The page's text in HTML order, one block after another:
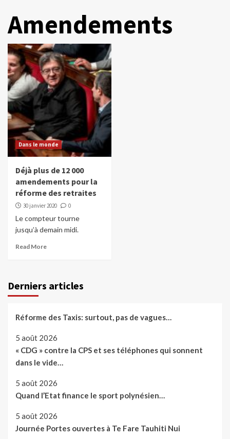
Amendements
Dans le monde
Déjà plus de 12 000
amendements pour la
réforme des retraites
30 janvier 2020 0
Le compteur tourne
jusqu’à demain midi.
Read More
Derniers articles
Réforme des Taxis: surtout, pas de vagues…
5 août 2026
« CDG » contre la CPS et ses téléphones qui sonnent
dans le vide…
5 août 2026
Quand l’Etat finance le sport polynésien…
5 août 2026
Journée Portes ouvertes à Te Fare Tauhiti Nui